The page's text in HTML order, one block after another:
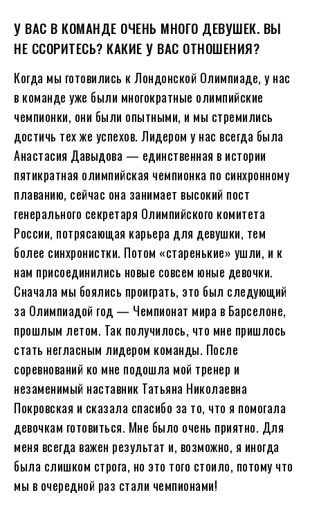
У ВАС В КОМАНДЕ ОЧЕНЬ МНОГО ДЕВУШЕК. ВЫ
НЕ ССОРИТЕСЬ? КАКИЕ У ВАС ОТНОШЕНИЯ?
Когда мы готовились к Лондонской Олимпиаде, у нас
в команде уже были многократные олимпийские
чемпионки, они были опытными, и мы стремились
достичь тех же успехов. Лидером у нас всегда была
Анастасия Давыдова — единственная в истории
пятикратная олимпийская чемпионка по синхронному
плаванию, сейчас она занимает высокий пост
генерального секретаря Олимпийского комитета
России, потрясающая карьера для девушки, тем
более синхронистки. Потом «старенькие» ушли, и к
нам присоединились новые совсем юные девочки.
Сначала мы боялись проиграть, это был следующий
за Олимпиадой год — Чемпионат мира в Барселоне,
прошлым летом. Так получилось, что мне пришлось
стать негласным лидером команды. После
соревнований ко мне подошла мой тренер и
незаменимый наставник Татьяна Николаевна
Покровская и сказала спасибо за то, что я помогала
девочкам готовиться. Мне было очень приятно. Для
меня всегда важен результат и, возможно, я иногда
была слишком строга, но это того стоило, потому что
мы в очередной раз стали чемпионами!